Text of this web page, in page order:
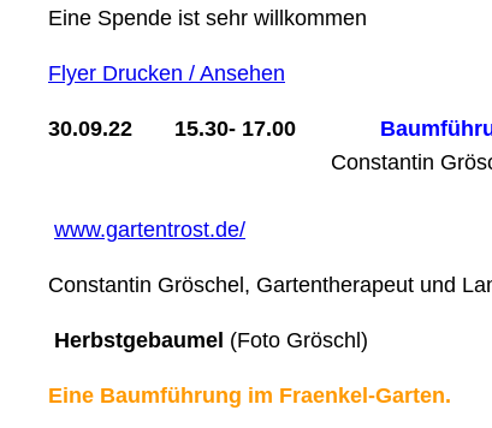
Eine Spende ist sehr willkommen
Flyer Drucken / Ansehen
30.09.22 15.30- 17.00
www.gartentrost.de/
Constantin Gröschel, Gartentherapeut und
Herbstgebaumel (Foto Gröschl)
Eine Baumführung im Fraenkel-Garten.